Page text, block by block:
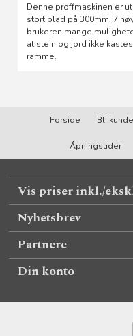
Denne proffmaskinen er
stort blad på 300mm. 7
brukeren mange
at stein og jord ikke
ramme.
Forside Bli kunde
Åpningstider
Vis priser inkl./
Nyhetsbrev
Partnere
Din konto